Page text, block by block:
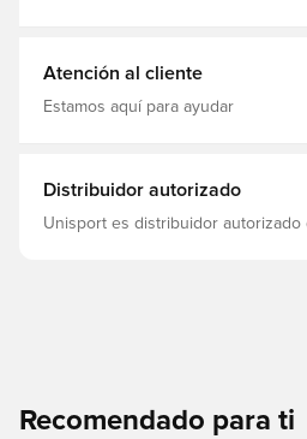
Atención al cliente
Estamos aquí para ayudar
Distribuidor autorizado
Unisport es distribuidor autorizado
Recomendado para ti